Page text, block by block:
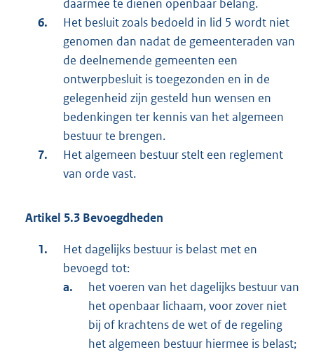
daarmee te dienen openbaar belang.
Het besluit zoals bedoeld in lid 5 wordt niet
genomen dan nadat de gemeenteraden van
de deelnemende gemeenten een
ontwerpbesluit is toegezonden en in de
gelegenheid zijn gesteld hun wensen en
bedenkingen ter kennis van het algemeen
bestuur te brengen.
Het algemeen bestuur stelt een reglement
van orde vast.
Artikel 5.3 Bevoegdheden
Het dagelijks bestuur is belast met en
bevoegd tot:
het voeren van het dagelijks bestuur van
het openbaar lichaam, voor zover niet
bij of krachtens de wet of de regeling
het algemeen bestuur hiermee is belast;